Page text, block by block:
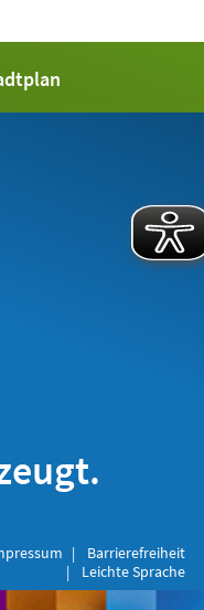
Barrierefreiheit
Leichte Sprache